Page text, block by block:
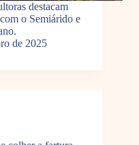
destacam
o Semiárido e
de 2025